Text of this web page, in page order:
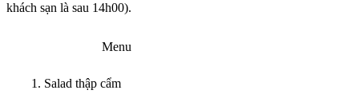
khách sạn là sau 14h00).
Menu
Salad thập cẩm